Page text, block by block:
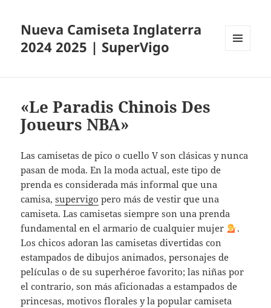
Nueva Camiseta Inglaterra
2024 2025 | SuperVigo
«Le Paradis Chinois Des
Joueurs NBA»
Las camisetas de pico o cuello V son clásicas y nunca
pasan de moda. En la moda actual, este tipo de
prenda es considerada más informal que una
camisa,supervigo pero más de vestir que una
camiseta. Las camisetas siempre son una prenda
fundamental en el armario de cualquier mujer
.
Los chicos adoran las camisetas divertidas con
estampados de dibujos animados, personajes de
películas o de su superhéroe favorito; las niñas por
el contrario, son más aficionadas a estampados de
princesas, motivos florales y la popular camiseta